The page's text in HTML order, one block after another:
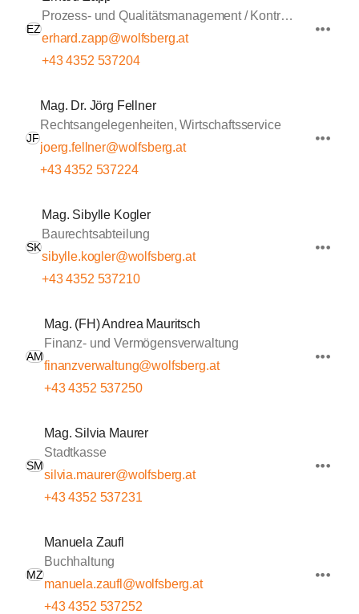
EZ
Prozess- und Qualitätsmanagement / Kontrolle
erhard.zapp@wolfsberg.at
+43 4352 537204
JF
Mag. Dr. Jörg Fellner
Rechtsangelegenheiten, Wirtschaftsservice
joerg.fellner@wolfsberg.at
+43 4352 537224
SK
Mag. Sibylle Kogler
Baurechtsabteilung
sibylle.kogler@wolfsberg.at
+43 4352 537210
AM
Mag. (FH) Andrea Mauritsch
Finanz- und Vermögensverwaltung
finanzverwaltung@wolfsberg.at
+43 4352 537250
SM
Mag. Silvia Maurer
Stadtkasse
silvia.maurer@wolfsberg.at
+43 4352 537231
MZ
Manuela Zaufl
Buchhaltung
manuela.zaufl@wolfsberg.at
+43 4352 537252